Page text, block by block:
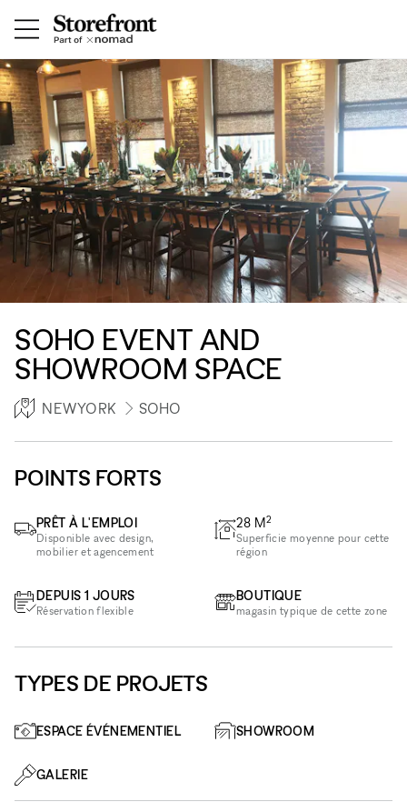
SOHO EVENT AND
SHOWROOM SPACE
NEWYORK SOHO
POINTS FORTS
PRÊT À L'EMPLOI
Disponible avec design,
mobilier et agencement
DEPUIS 1 JOURS
Réservation flexible
28 M2
Superficie moyenne pour cette
région
BOUTIQUE
magasin typique de cette zone
TYPES DE PROJETS
ESPACE ÉVÉNEMENTIEL SHOWROOM
GALERIE